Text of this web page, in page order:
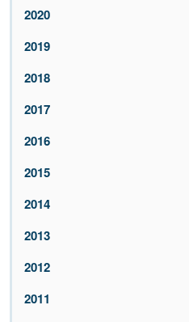
2020
2019
2018
2017
2016
2015
2014
2013
2012
2011